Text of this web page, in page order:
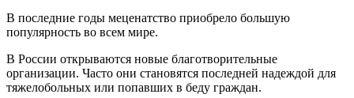
В последние годы меценатство приобрело большую
популярность во всем мире.
В России открываются новые благотворительные
организации. Часто они становятся последней надеждой для
тяжелобольных или попавших в беду граждан.